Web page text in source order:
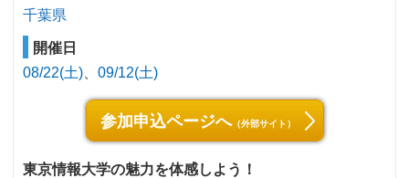
千葉県
開催日
08/22(土)
09/12(土)
参加申込ページへ（外部サイト）
東京情報大学の魅力を体感しよう！